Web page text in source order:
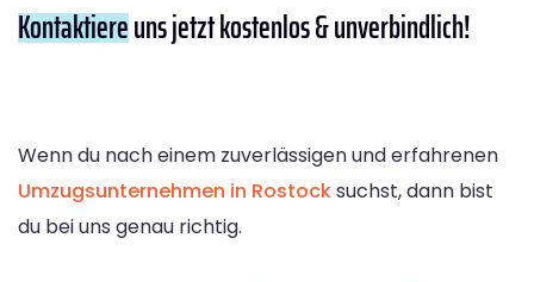
Kontaktiereuns jetzt kostenlos & unverbindlich!
Wenn du nach einem zuverlässigen und erfahrenen
Umzugsunternehmen in Rostocksuchst, dann bist
du bei uns genau richtig.